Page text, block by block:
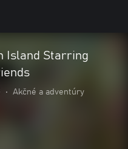
Island Starring
• Akčné a adventúry